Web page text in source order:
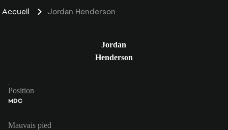
Accueil Jordan Henderson
Jordan
Henderson
Position
MDC
Mauvais pied